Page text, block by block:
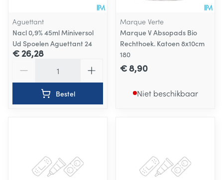
Aguettant
Nacl 0,9% 45ml Miniversol
Ud Spoelen Aguettant 24
€ 26,28
Bestel
Marque Verte
Marque V Absopads Bio
Rechthoek. Katoen 8x10cm
180
€ 8,90
Niet beschikbaar